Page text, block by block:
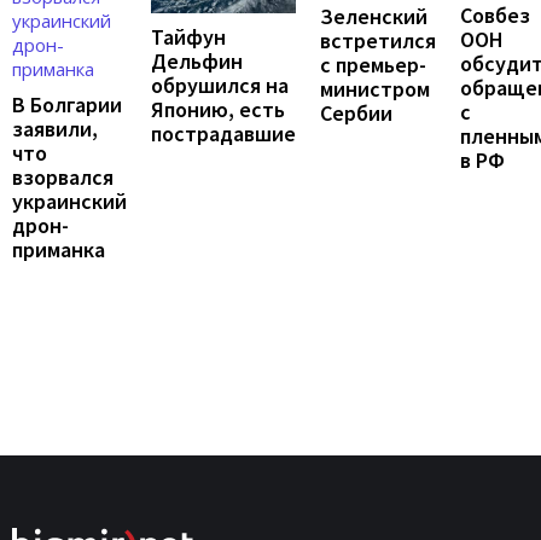
В Болгарии
заявили,
что
взорвался
украинский
дрон-
приманка
Тайфун
Дельфин
обрушился на
Японию, есть
пострадавшие
Зеленский
встретился
с премьер-
министром
Сербии
Совбез
ООН
с
в РФ